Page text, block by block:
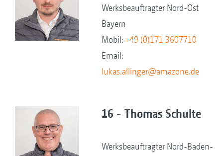
Werksbeauftragter Nord-Ost
Bayern
Mobil:+49 (0)171 3607710
Email:
lukas.allinger@amazone.de
16 - Thomas Schulte
Werksbeauftragter Nord-Baden-